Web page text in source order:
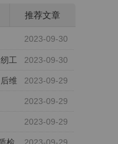
推荐文章
2023-09-30
2023-09-30
工
2023-09-29
维
2023-09-29
2023-09-29